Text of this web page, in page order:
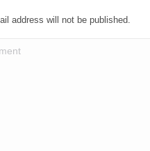
address will not be published.